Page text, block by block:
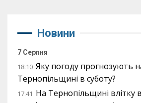
Новини
7 Серпня
18:10 Яку погоду прогнозують
Тернопільщині в суботу?
17:41 На Тернопільщині влітку